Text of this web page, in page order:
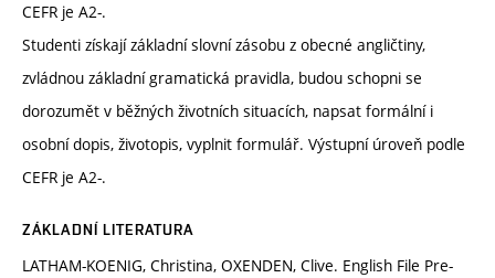
CEFR je A2-.
Studenti získají základní slovní zásobu z obecné angličtiny,
zvládnou základní gramatická pravidla, budou schopni se
dorozumět v běžných životních situacích, napsat formální i
osobní dopis, životopis, vyplnit formulář. Výstupní úroveň podle
CEFR je A2-.
ZÁKLADNÍ LITERATURA
LATHAM-KOENIG, Christina, OXENDEN, Clive. English File Pre-